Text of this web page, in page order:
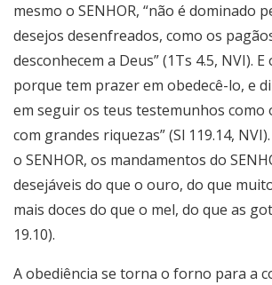
mesmo o SENHOR, “não é dominado
desejos desenfreados, como os
desconhecem a Deus” (1Ts 4.5, NVI).
porque tem prazer em obedecê-lo, e
em seguir os teus testemunhos como
com grandes riquezas” (Sl 119.14,
o SENHOR, os mandamentos do
desejáveis do que o ouro, do que
mais doces do que o mel, do que as
19.10).
A obediência se torna o forno para a